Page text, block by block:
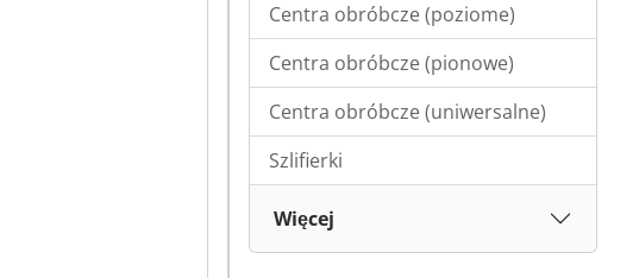
Centra obróbcze (poziome)
Centra obróbcze (pionowe)
Centra obróbcze (uniwersalne)
Szlifierki
Więcej